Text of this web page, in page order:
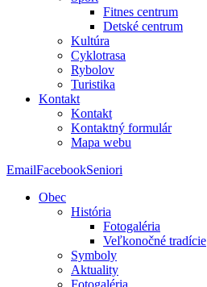
Fitnes centrum
Detské centrum
Kultúra
Cyklotrasa
Rybolov
Turistika
Kontakt
Kontakt
Kontaktný formulár
Mapa webu
EmailFacebookSeniori
Obec
História
Fotogaléria
Veľkonočné tradície
Symboly
Aktuality
Fotogaléria